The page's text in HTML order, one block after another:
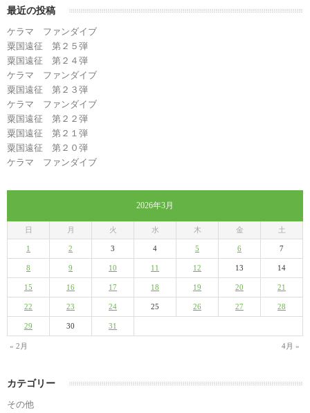
最近の投稿
ケラマ ファンダイブ
粟国遠征 第２５弾
粟国遠征 第２４弾
ケラマ ファンダイブ
粟国遠征 第２３弾
ケラマ ファンダイブ
粟国遠征 第２２弾
粟国遠征 第２１弾
粟国遠征 第２０弾
ケラマ ファンダイブ
2026年3月
日 月 火 水 木 金 土
« 2月 4月 »
1 2 3 4 5 6 7
8 9 10 11 12 13 14
15 16 17 18 19 20 21
22 23 24 25 26 27 28
29 30 31
カテゴリー
その他